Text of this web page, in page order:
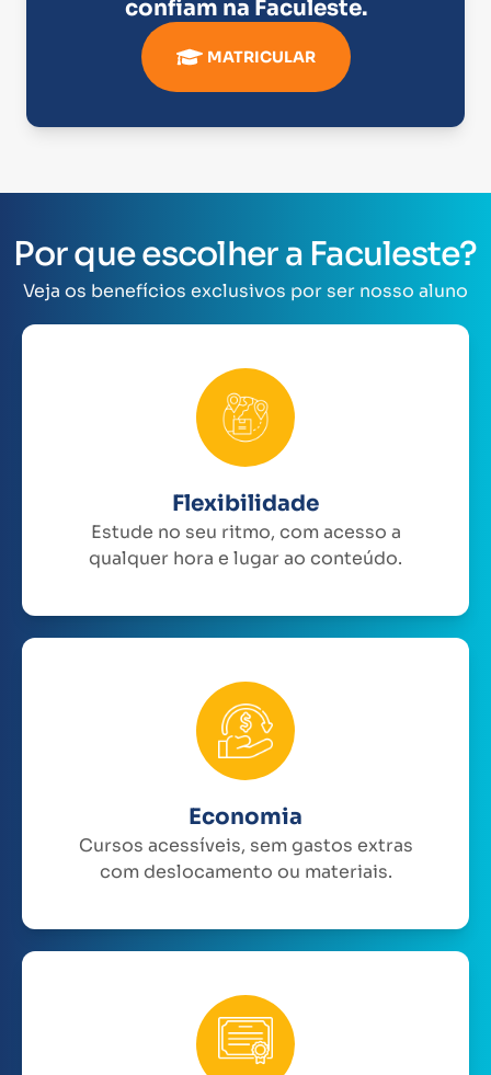
confiam na Faculeste.
MATRICULAR
Por que escolher a Faculeste?
Veja os benefícios exclusivos por ser nosso aluno
Flexibilidade
Estude no seu ritmo, com acesso a
qualquer hora e lugar ao conteúdo.
Economia
Cursos acessíveis, sem gastos extras
com deslocamento ou materiais.